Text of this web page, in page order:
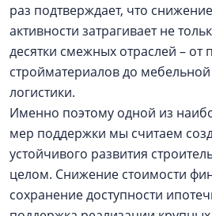
раз подтверждает, что
активности затрагивает не
десятки смежных отраслей – от
стройматериалов до
логистики.
Именно поэтому одной из
мер поддержки мы считаем
устойчивого развития
целом. Снижение стоимости
сохранение доступности